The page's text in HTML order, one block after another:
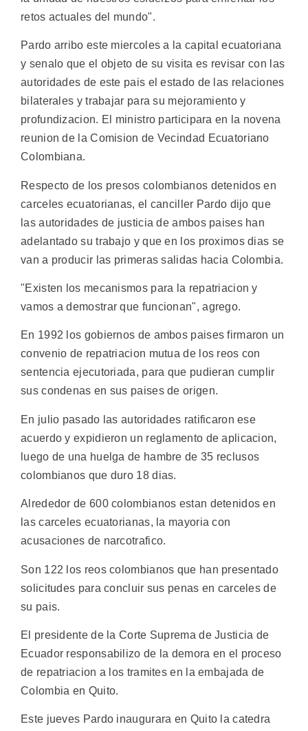
retos actuales del mundo".
Pardo arribo este miercoles a la capital ecuatoriana
y senalo que el objeto de su visita es revisar con las
autoridades de este pais el estado de las relaciones
bilaterales y trabajar para su mejoramiento y
profundizacion. El ministro participara en la novena
reunion de la Comision de Vecindad Ecuatoriano
Colombiana.
Respecto de los presos colombianos detenidos en
carceles ecuatorianas, el canciller Pardo dijo que
las autoridades de justicia de ambos paises han
adelantado su trabajo y que en los proximos dias se
van a producir las primeras salidas hacia Colombia.
"Existen los mecanismos para la repatriacion y
vamos a demostrar que funcionan", agrego.
En 1992 los gobiernos de ambos paises firmaron un
convenio de repatriacion mutua de los reos con
sentencia ejecutoriada, para que pudieran cumplir
sus condenas en sus paises de origen.
En julio pasado las autoridades ratificaron ese
acuerdo y expidieron un reglamento de aplicacion,
luego de una huelga de hambre de 35 reclusos
colombianos que duro 18 dias.
Alrededor de 600 colombianos estan detenidos en
las carceles ecuatorianas, la mayoria con
acusaciones de narcotrafico.
Son 122 los reos colombianos que han presentado
solicitudes para concluir sus penas en carceles de
su pais.
El presidente de la Corte Suprema de Justicia de
Ecuador responsabilizo de la demora en el proceso
de repatriacion a los tramites en la embajada de
Colombia en Quito.
Este jueves Pardo inaugurara en Quito la catedra